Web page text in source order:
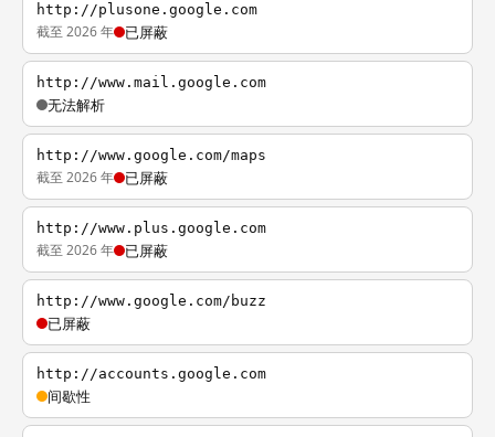
http://plusone.google.com
截至 2026 年 已屏蔽
http://www.mail.google.com
无法解析
http://www.google.com/maps
截至 2026 年 已屏蔽
http://www.plus.google.com
截至 2026 年 已屏蔽
http://www.google.com/buzz
已屏蔽
http://accounts.google.com
间歇性